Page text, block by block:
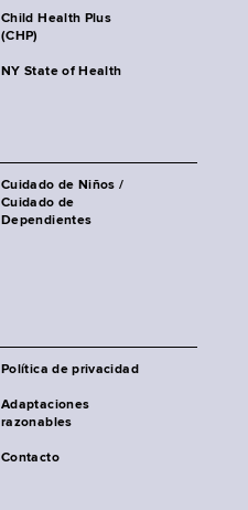
Child Health Plus
(CHP)
NY State of Health
Cuidado de Niños /
Cuidado de
Dependientes
Política de privacidad
Adaptaciones
razonables
Contacto